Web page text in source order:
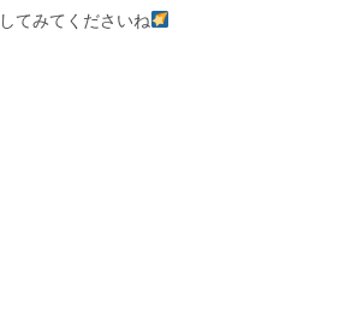
てみてくださいね